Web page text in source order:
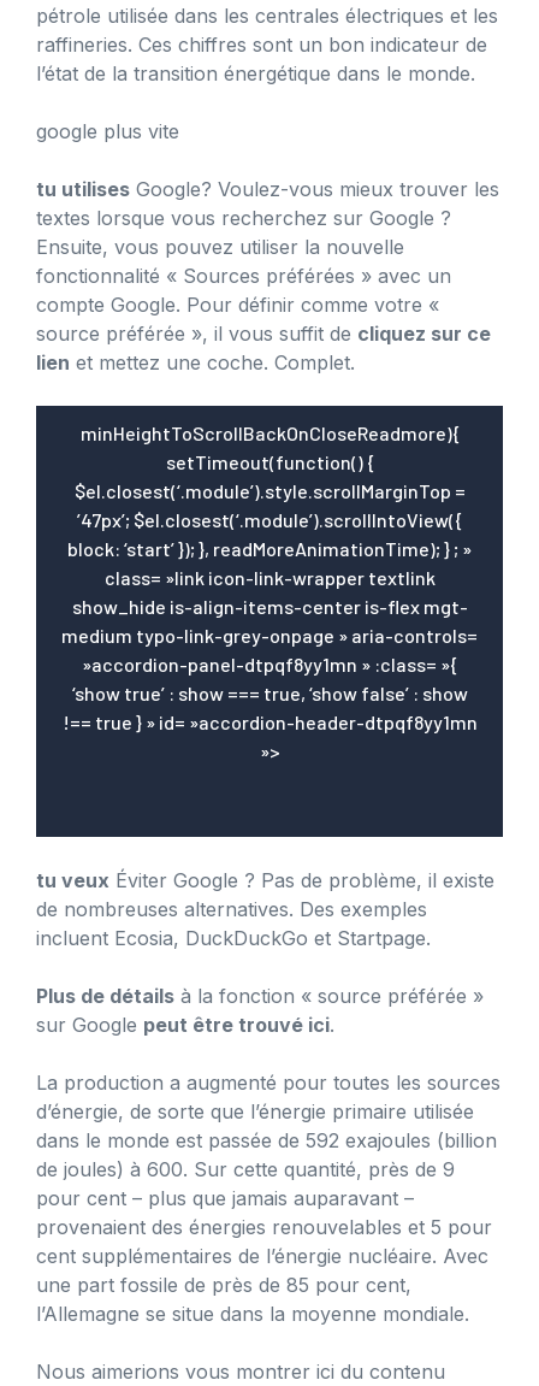
pétrole utilisée dans les centrales électriques et les
raffineries. Ces chiffres sont un bon indicateur de
l’état de la transition énergétique dans le monde.
google plus vite
tu utilises Google? Voulez-vous mieux trouver les
textes lorsque vous recherchez sur Google ?
Ensuite, vous pouvez utiliser la nouvelle
fonctionnalité « Sources préférées » avec un
compte Google. Pour définir comme votre «
source préférée », il vous suffit de cliquez sur ce
lien et mettez une coche. Complet.
minHeightToScrollBackOnCloseReadmore){
setTimeout(function() {
$el.closest(‘.module’).style.scrollMarginTop =
’47px’; $el.closest(‘.module’).scrollIntoView({
block: ‘start’ }); }, readMoreAnimationTime); } ; »
class= »link icon-link-wrapper textlink
show_hide is-align-items-center is-flex mgt-
medium typo-link-grey-onpage » aria-controls=
»accordion-panel-dtpqf8yy1mn » :class= »{
‘show true’ : show === true, ‘show false’ : show
!== true } » id= »accordion-header-dtpqf8yy1mn
»>
tu veux Éviter Google ? Pas de problème, il existe
de nombreuses alternatives. Des exemples
incluent Ecosia, DuckDuckGo et Startpage.
Plus de détails à la fonction « source préférée »
sur Google peut être trouvé ici.
La production a augmenté pour toutes les sources
d’énergie, de sorte que l’énergie primaire utilisée
dans le monde est passée de 592 exajoules (billion
de joules) à 600. Sur cette quantité, près de 9
pour cent – ​​plus que jamais auparavant –
provenaient des énergies renouvelables et 5 pour
cent supplémentaires de l’énergie nucléaire. Avec
une part fossile de près de 85 pour cent,
l’Allemagne se situe dans la moyenne mondiale.
Nous aimerions vous montrer ici du contenu